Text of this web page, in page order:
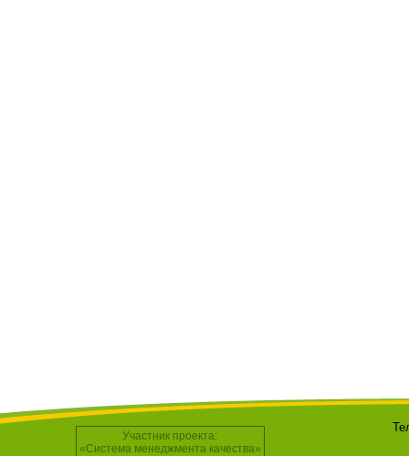
Участник проекта:
«Система менеджмента качества»